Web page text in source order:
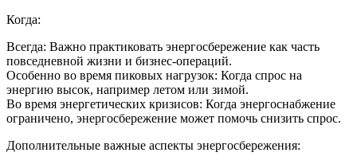
Когда:
Всегда: Важно практиковать энергосбережение как часть
повседневной жизни и бизнес-операций.
Особенно во время пиковых нагрузок: Когда спрос на
энергию высок, например летом или зимой.
Во время энергетических кризисов: Когда энергоснабжение
ограничено, энергосбережение может помочь снизить спрос.
Дополнительные важные аспекты энергосбережения: